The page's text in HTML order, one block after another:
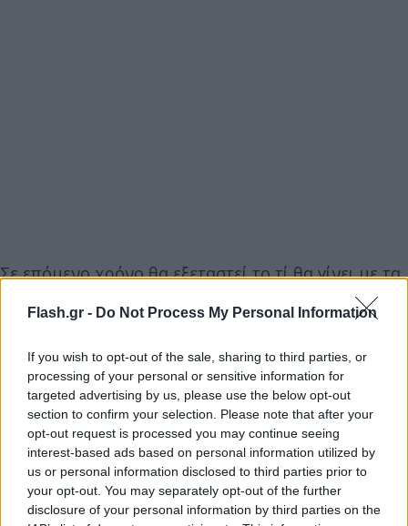
Flash.gr - Do Not Process My Personal Information
If you wish to opt-out of the sale, sharing to third parties, or
processing of your personal or sensitive information for
targeted advertising by us, please use the below opt-out
section to confirm your selection. Please note that after your
opt-out request is processed you may continue seeing
interest-based ads based on personal information utilized by
us or personal information disclosed to third parties prior to
your opt-out. You may separately opt-out of the further
disclosure of your personal information by third parties on the
Σε επόμενο χρόνο θα εξεταστεί το τί θα γίνει με τα
φροντιστήρια, τα ΙΕΚ, τα πανεπιστήμια και τα
κέντρα ξένων γλωσσών.
Τα προγράμματα για το «κουδούνι» της
Δευτέρας
Υπενθυμίζεται ότι έχει ήδη τεθεί σε λειτουργία η
πλατφόρμα για τη διενέργεια τεστ κορονοϊού σε